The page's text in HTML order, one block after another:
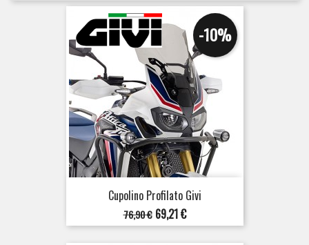
Cupolino Profilato Givi
Prezzo
base
76,90 €
-10%
Prezzo
69,21 €